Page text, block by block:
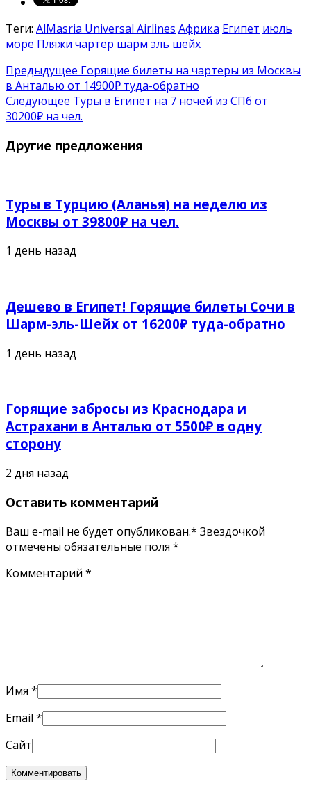
Теги: AlMasria Universal Airlines Африка Египет июль
море Пляжи чартер шарм эль шейх
Предыдущее Горящие билеты на чартеры из Москвы
в Анталью от 14900₽ туда-обратно
Следующее Туры в Египет на 7 ночей из СПб от
30200₽ на чел.
Другие предложения
Туры в Турцию (Аланья) на неделю из
Москвы от 39800₽ на чел.
1 день назад
Дешево в Египет! Горящие билеты Сочи в
Шарм-эль-Шейх от 16200₽ туда-обратно
1 день назад
Горящие забросы из Краснодара и
Астрахани в Анталью от 5500₽ в одну
сторону
2 дня назад
Оставить комментарий
Ваш e-mail не будет опубликован.* Звездочкой
отмечены обязательные поля *
Комментарий *
Имя *
Email *
Сайт